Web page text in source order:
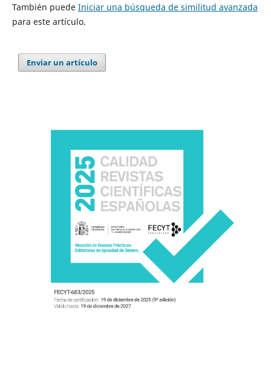
También puede Iniciar una búsqueda de similitud avanzada
para este artículo.
Enviar un artículo